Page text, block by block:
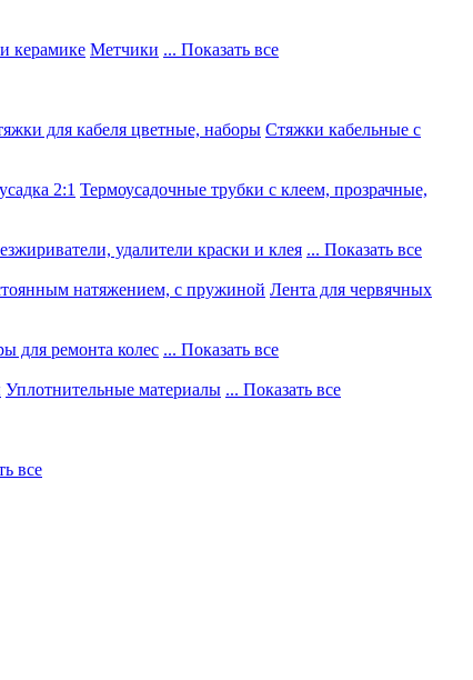
керамике Метчики ... Показать все
для кабеля цветные, наборы Стяжки кабельные с
2:1 Термоусадочные трубки с клеем, прозрачные,
удалители краски и клея ... Показать все
натяжением, с пружиной Лента для червячных
для ремонта колес ... Показать все
Уплотнительные материалы ... Показать все
все